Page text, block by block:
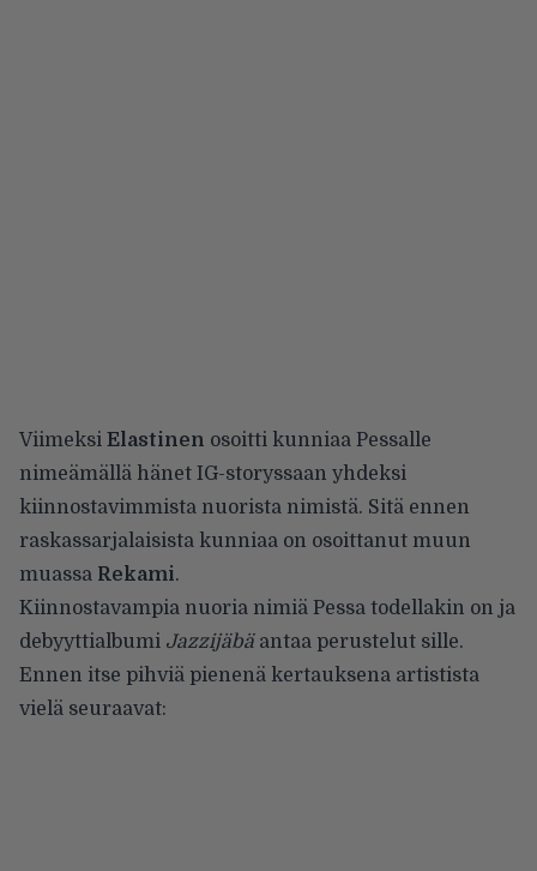
Viimeksi Elastinen osoitti kunniaa Pessalle
nimeämällä hänet IG-storyssaan yhdeksi
kiinnostavimmista nuorista nimistä. Sitä ennen
raskassarjalaisista kunniaa on osoittanut muun
muassa Rekami.
Kiinnostavampia nuoria nimiä Pessa todellakin on ja
debyyttialbumi Jazzijäbäantaa perustelut sille.
Ennen itse pihviä pienenä kertauksena artistista
vielä seuraavat: